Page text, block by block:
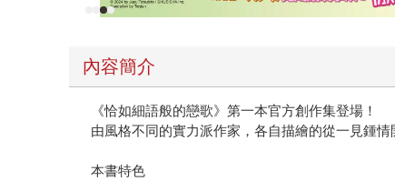
內容簡介
《恰如細語般的戀歌》第一本官方創作集登場！
由風格不同的實力派作家，各自描繪的從一見鍾情
本書特色